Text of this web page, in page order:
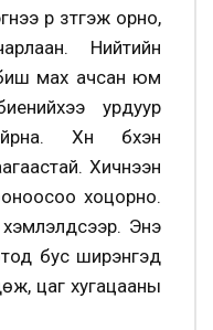
рүү зүтгэж орно,
Нийтийн
мах ачсан юм
урдуур
Хүн бүхэн
Хичнээн
хоцорно.
Энэ
бус ширэнгэд
цаг хугацааны